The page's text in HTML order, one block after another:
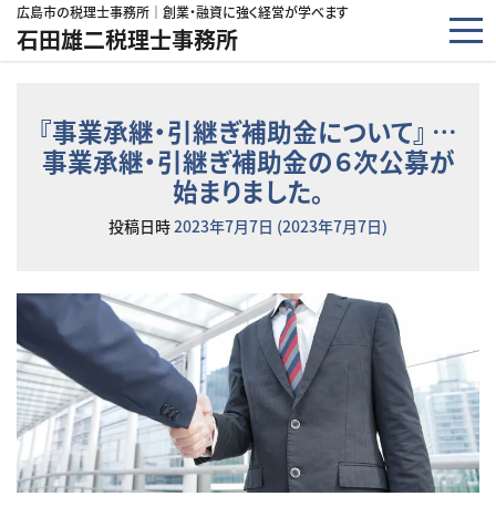
コンテンツへスキップ
広島市の税理士事務所｜創業・融資に強く経営が学べます
石田雄二税理士事務所
『事業承継・引継ぎ補助金について』 …
事業承継・引継ぎ補助金の６次公募が
始まりました。
投稿日時2023年7月7日 (2023年7月7日)